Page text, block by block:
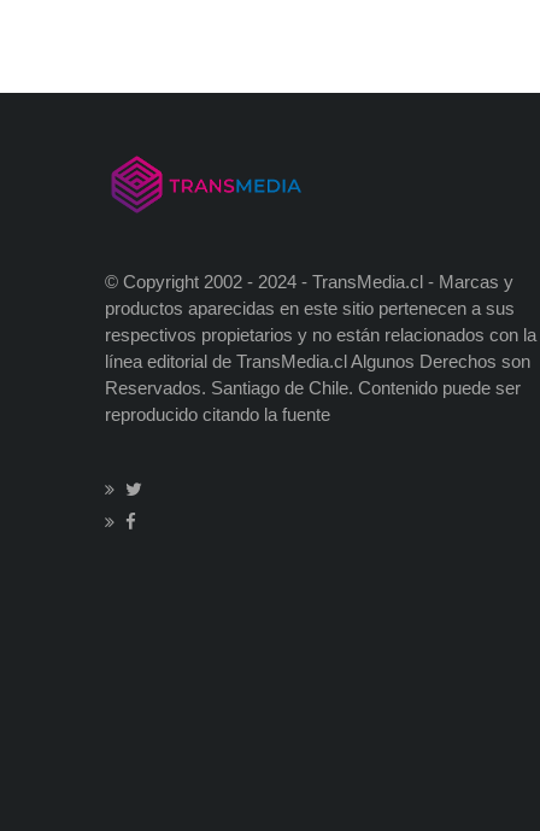
© Copyright 2002 - 2024 - TransMedia.cl - Marcas y
productos aparecidas en este sitio pertenecen a sus
respectivos propietarios y no están relacionados con la
línea editorial de TransMedia.cl Algunos Derechos son
Reservados. Santiago de Chile. Contenido puede ser
reproducido citando la fuente